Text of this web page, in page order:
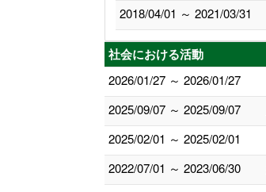
2018/04/01 ～ 2021/03/31
社会における活動
2026/01/27 ～ 2026/01/27
2025/09/07 ～ 2025/09/07
2025/02/01 ～ 2025/02/01
2022/07/01 ～ 2023/06/30